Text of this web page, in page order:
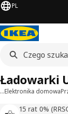
PL
…Elektronika domowa
15 rat 0%
Ładowarki